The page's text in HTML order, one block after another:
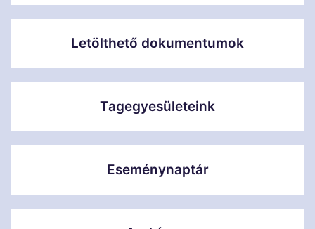
Letölthető dokumentumok
Tagegyesületeink
Eseménynaptár